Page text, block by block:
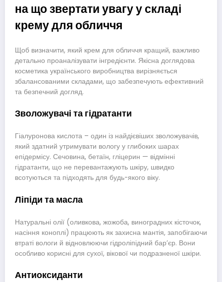
на що звертати увагу у складі
крему для обличчя
Щоб визначити, який крем для обличчя кращий, важливо
детально проаналізувати інгредієнти. Якісна доглядова
косметика українського виробництва вирізняється
збалансованими складами, що забезпечують ефективний
та безпечний догляд.
Зволожувачі та гідратанти
Гіалуронова кислота – один із найдієвіших зволожувачів,
який здатний утримувати вологу у глибоких шарах
епідермісу. Сечовина, бетаїн, гліцерин — відмінні
гідратанти, що не перевантажують шкіру, швидко
всотуються та підходять для будь-якого віку.
Ліпіди та масла
Натуральні олії (оливкова, жожоба, виноградних кісточок,
насіння коноплі) працюють як захисна мантія, запобігаючи
втраті вологи й відновлюючи гідроліпідний бар’єр. Вони
особливо корисні для сухої, вікової чи подразненої шкіри.
Антиоксиданти